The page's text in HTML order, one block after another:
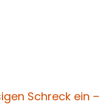
Schreck ein –